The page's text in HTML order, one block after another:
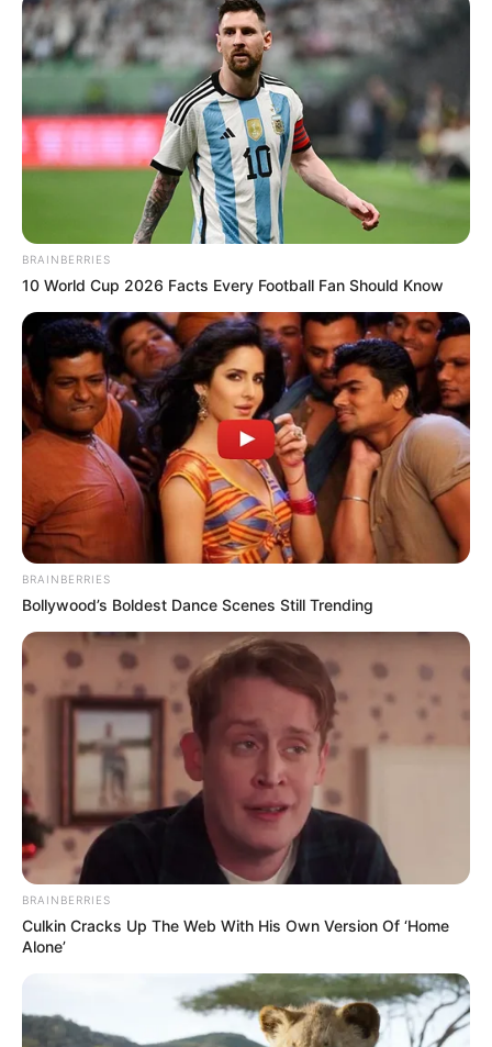
Anti Mainstream, 10 Cara
Membawa Barang Belanjaan
Versi Warga Thailand
Langka Banget! 10 Pose Lucu
Katak yang Bikin Ketawa
Gemes
Ambyar! 10 Kalimat Baper
Pakai Bahasa Jawa Ini Bikin
Galau Abis
Fail! 10 Potret Makanan Gagal
Dimasak yang Bikin Kamu
Nggak Selera
BRAINBERRIES
10 World Cup 2026 Facts Every Football Fan Should Know
BRAINBERRIES
Bollywood’s Boldest Dance Scenes Still Trending
BRAINBERRIES
Culkin Cracks Up The Web With His Own Version Of ‘Home
Alone’